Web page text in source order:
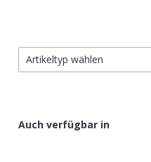
Artikeltyp wählen
Auch verfügbar in